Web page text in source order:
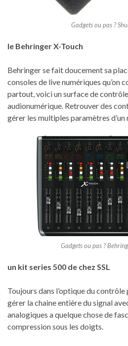
Gadgets ou pas ?
le Behringer X-Touch
Behringer se fait doucement sa
consoles de live numériques qu’on
partout, voici un surface de
audionumérique. Retrouver des
gérer les multiples paramètres d’un
Gadgets ou pas ?
un kit series 500 de chez SSL
Toujours dans l’optique du
gérer la chaine entière du signal
analogiques a quelque chose de
compression sous les doigts.